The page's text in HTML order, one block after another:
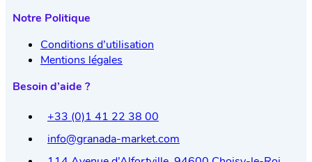
Notre Politique
Conditions d’utilisation
Mentions légales
Besoin d’aide ?
+33 (0)1 41 22 38 00
info@granada-market.com